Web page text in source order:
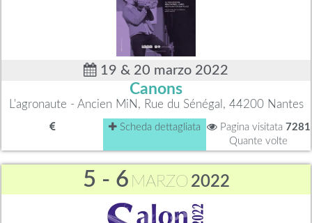
19 & 20 marzo 2022
Canons
L'agronaute - Ancien MiN, Rue du Sénégal, 44200 Nantes
Scheda dettagliata Pagina visitata 7281
Quante volte
5 - 6 MARZO 2022